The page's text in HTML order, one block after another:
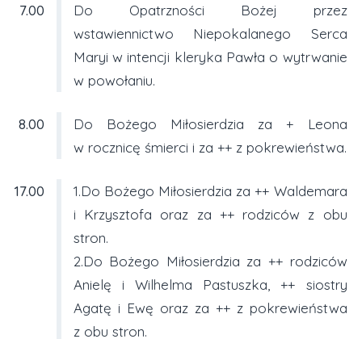
7.00
Do Opatrzności Bożej przez
wstawiennictwo Niepokalanego Serca
Maryi w intencji kleryka Pawła o wytrwanie
w powołaniu.
8.00
Do Bożego Miłosierdzia za + Leona
w rocznicę śmierci i za ++ z pokrewieństwa.
17.00
1.Do Bożego Miłosierdzia za ++ Waldemara
i Krzysztofa oraz za ++ rodziców z obu
stron.
2.Do Bożego Miłosierdzia za ++ rodziców
Anielę i Wilhelma Pastuszka, ++ siostry
Agatę i Ewę oraz za ++ z pokrewieństwa
z obu stron.